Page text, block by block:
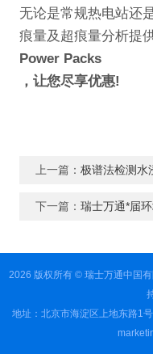
无论是常规热电站还
痕量及超痕量分析提
Power Packs
，让您尽享优惠!
上一篇： 极谱法检测水
下一篇： 瑞士万通*届
2026 版权所有 © 瑞士万通中国
地址：北京市海淀区上地东路1